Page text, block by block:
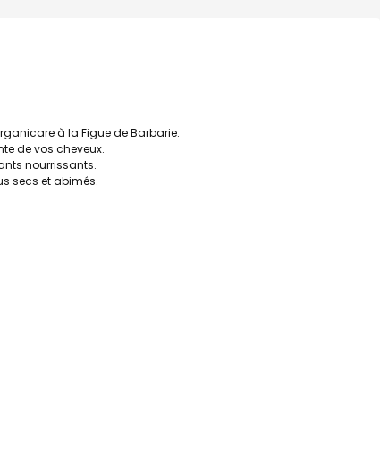
à la Figue de Barbarie.
de vos cheveux.
nourrissants.
secs et abimés.